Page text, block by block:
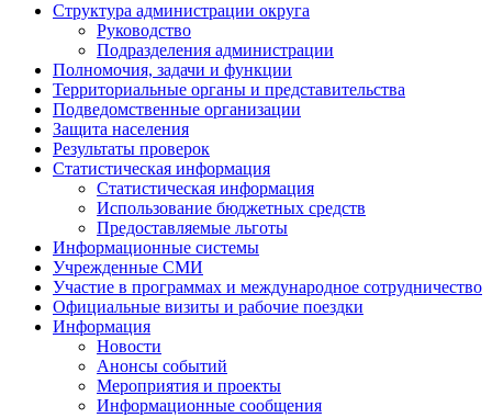
Структура администрации округа
Руководство
Подразделения администрации
Полномочия, задачи и функции
Территориальные органы и представительства
Подведомственные организации
Защита населения
Результаты проверок
Статистическая информация
Статистическая информация
Использование бюджетных средств
Предоставляемые льготы
Информационные системы
Учрежденные СМИ
Участие в программах и международное сотрудничество
Официальные визиты и рабочие поездки
Информация
Новости
Анонсы событий
Мероприятия и проекты
Информационные сообщения